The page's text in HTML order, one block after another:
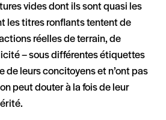
vides dont ils sont quasi les
les titres ronflants tentent de
réelles de terrain, de
– sous différentes étiquettes
de leurs concitoyens et n’ont pas
peut douter à la fois de leur